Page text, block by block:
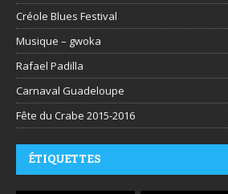
Créole Blues Festival
Musique – gwoka
Rafael Padilla
Carnaval Guadeloupe
Fête du Crabe 2015-2016
ÉTIQUETTES